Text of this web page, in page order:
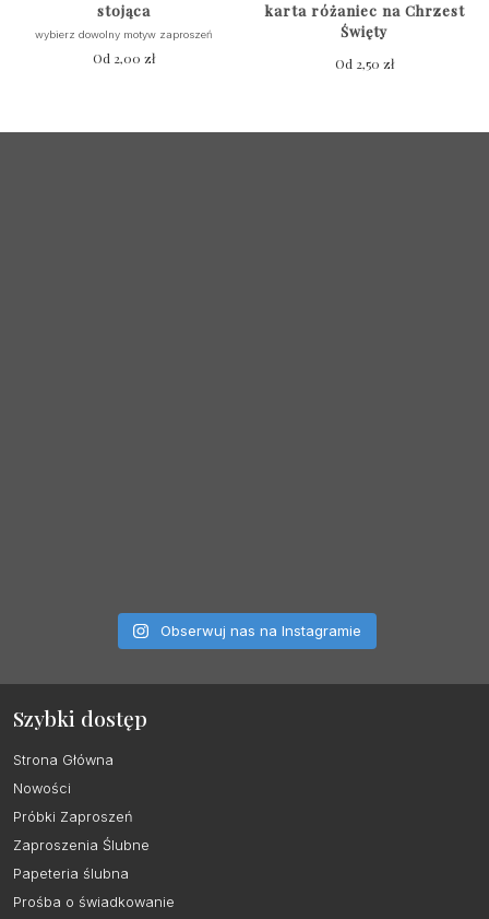
stojąca
wybierz dowolny motyw zaproszeń
Od 2,00zł
karta różaniec na Chrzest
Święty
Od 2,50zł
Obserwuj nas na Instagramie
Szybki dostęp
Strona Główna
Nowości
Próbki Zaproszeń
Zaproszenia Ślubne
Papeteria ślubna
Prośba o świadkowanie